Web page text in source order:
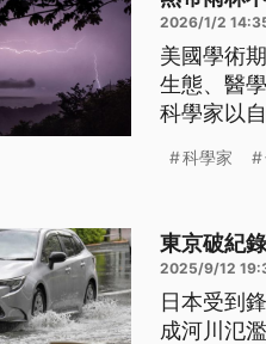
2026/1/2
美國學術
生態、醫
科學家以
科學家
東京破紀
2025/9/12
日本受到
成河川氾